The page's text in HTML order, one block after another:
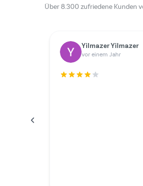
Über 8.300 zufriedene Kunden
Yilmazer Yilmazer
vor einem Jahr